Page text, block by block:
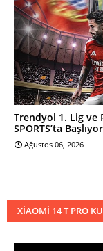
Trendyol 1. Lig ve
SPORTS’ta Başlıyor
Ağustos 06, 2026
XIAOMI 14 T PRO